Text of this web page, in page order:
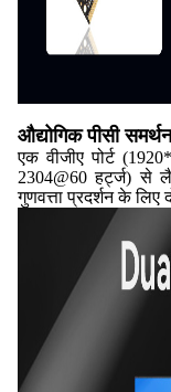
औद्योगिक पीसी
एक वीजीए पोर्ट
2304@60 हर्ट्ज) से
गुणवत्ता प्रदर्शन के लिए